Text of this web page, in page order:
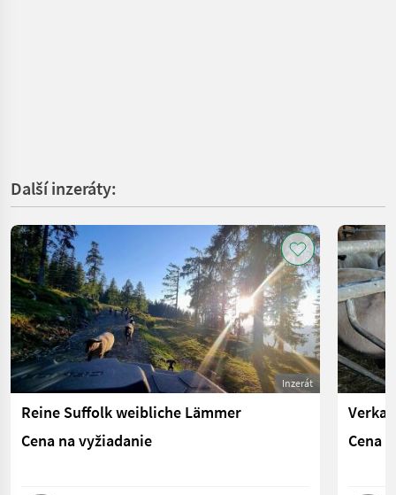
Další inzeráty:
Inzerát
Reine Suffolk weibliche Lämmer
Cena na vyžiadanie
Cena